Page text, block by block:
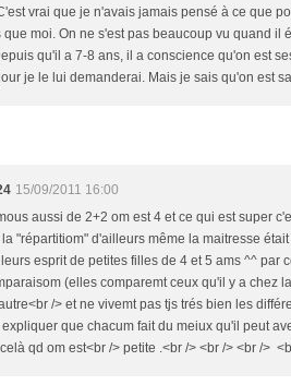
vrai que je n'avais jamais pensé à ce que
que moi. On ne s'est pas beaucoup vu quand il
qu'il a 7-8 ans, il a conscience qu'on est
je le lui demanderai. Mais je sais qu'on est
15/09/2011 16:00
aussi de 2+2 om est 4 et ce qui est super
"répartitiom" d'ailleurs même la maitresse
esprit de petites filles de 4 et 5 ams ^^ par
(elles comparemt ceux qu'il y a chez
/> et ne vivemt pas tjs trés bien les
que chacum fait du meiux qu'il peut
qd om est<br /> petite .<br /> <br /> <br />